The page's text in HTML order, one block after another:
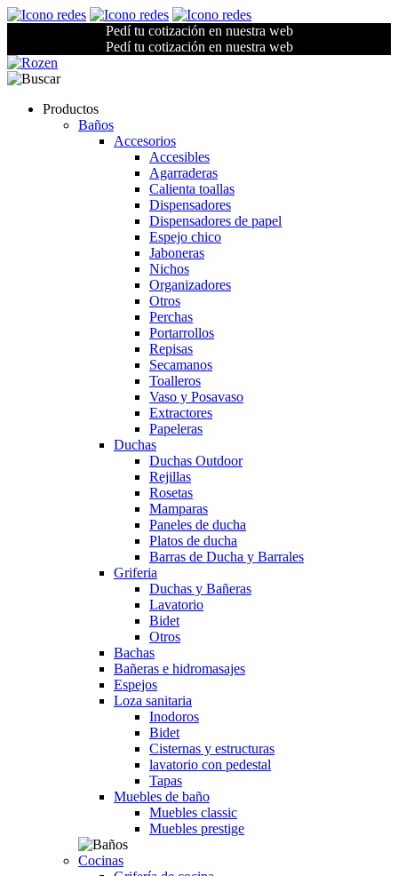
Pedí tu cotización en nuestra web
Pedí tu cotización en nuestra web
Productos
Baños
Accesorios
Accesibles
Agarraderas
Calienta toallas
Dispensadores
Dispensadores de papel
Espejo chico
Jaboneras
Nichos
Organizadores
Otros
Perchas
Portarrollos
Repisas
Secamanos
Toalleros
Vaso y Posavaso
Extractores
Papeleras
Duchas
Duchas Outdoor
Rejillas
Rosetas
Mamparas
Paneles de ducha
Platos de ducha
Barras de Ducha y Barrales
Griferia
Duchas y Bañeras
Lavatorio
Bidet
Otros
Bachas
Bañeras e hidromasajes
Espejos
Loza sanitaria
Inodoros
Bidet
Cisternas y estructuras
lavatorio con pedestal
Tapas
Muebles de baño
Muebles classic
Muebles prestige
Cocinas